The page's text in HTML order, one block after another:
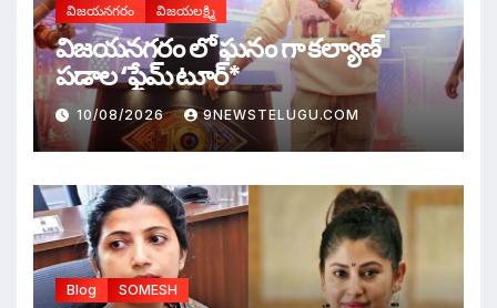
విజయనగరం విజయలక్ష్మి
విజ‌య‌న‌గ‌రం లో ఘ‌నం గా క‌ల్యాణ్
ప‌డాల ‘ఫ్లేమ్ టూర్*
10/08/2026 9NEWSTELUGU.COM
Blog SOMESH